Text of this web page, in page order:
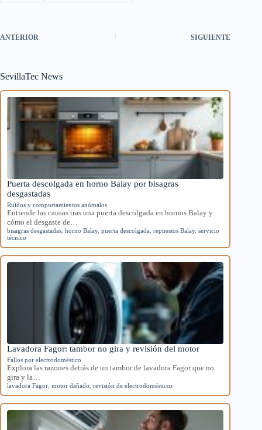
ANTERIOR SIGUIENTE
SevillaTec News
Puerta descolgada en horno Balay por bisagras
desgastadas
Ruidos y comportamientos anómalos
Entiende las causas tras una puerta descolgada en hornos Balay y
cómo el desgaste de…
bisagras desgastadas horno Balay, puerta descolgada repuestos Balay, servicio
técnico
Lavadora Fagor: tambor no gira y revisión del motor
Fallos por electrodoméstico
Explora las razones detrás de un tambor de lavadora Fagor que no
gira y la…
lavadora Fagor motor dañado revisión de electrodomésticos